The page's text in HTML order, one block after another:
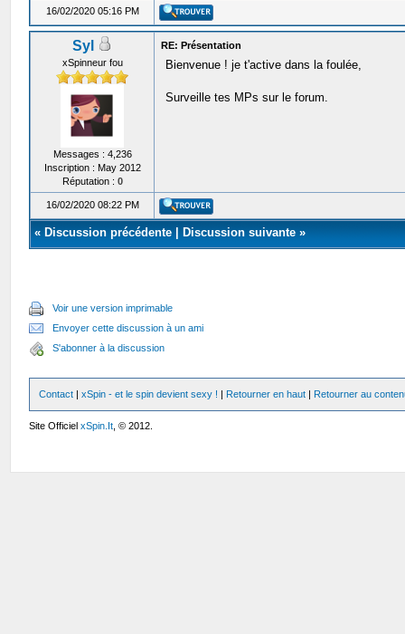
16/02/2020 05:16 PM
Syl
xSpinneur fou
Messages : 4,236
Inscription : May 2012
Réputation : 0
RE: Présentation
Bienvenue ! je t'active dans la foulée,
Surveille tes MPs sur le forum.
16/02/2020 08:22 PM
« Discussion précédente Discussion suivante »
Voir une version imprimable
Envoyer cette discussion à un ami
S'abonner à la discussion
Contact |xSpin - et le spin devient sexy ! | Retourner en haut | Retourner au
Site OfficielxSpin.It , © 2012.